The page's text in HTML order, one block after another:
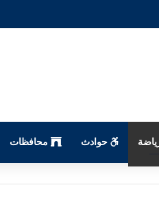
حوادث محافظات